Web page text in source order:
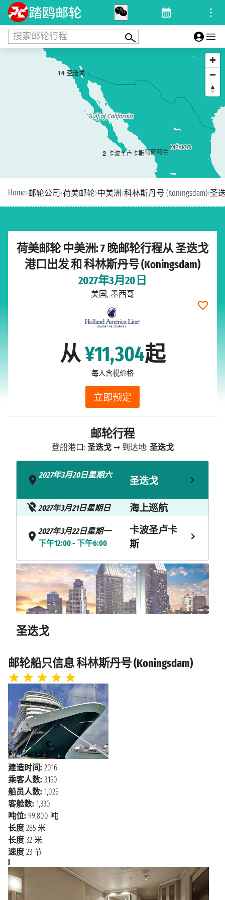
搜索邮轮行程
14 圣迭戈
2 卡波圣卢卡斯
3 马萨特兰
Home›邮轮公司 ›荷美邮轮›中美洲›科林斯丹号 (Koningsdam)›圣
荷美邮轮 中美洲: 7 晚邮轮行程从 圣迭戈
港口出发 和 科林斯丹号 (Koningsdam)
2027年3月20日
美国, 墨西哥
从¥11,304起
每人含税价格
立即预定
邮轮行程
登船港口: 圣迭戈➞ 到达地: 圣迭戈
2027年3月20日星期六
圣迭戈
2027年3月21日星期日 海上巡航
2027年3月22日星期一
下午12:00 - 下午6:00
卡波圣卢卡
斯
2027年3月24日星期三
上午10:00 - 下午7:00
马萨特兰
2027年3月25日星期四 海上巡航
圣迭戈
邮轮船只信息 科林斯丹号 (Koningsdam)
建造时间: 2016
乘客人数: 3,150
船员人数: 1,025
客舱数: 1,330
吨位: 99,800 吨
长度 285 米
长度 32 米
速度 23 节
I